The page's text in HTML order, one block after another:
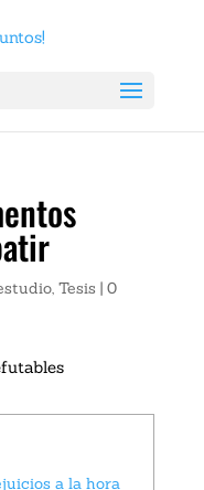
2 Usb Color Negro Carga
, Tesis | 0
a la hora